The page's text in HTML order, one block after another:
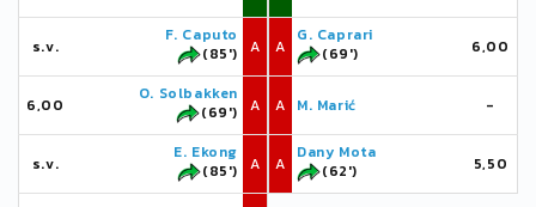
s.v.
F. Caputo
(85')
A
6,00
O. Solbakken
(69')
A
s.v.
E. Ekong
(85')
A
A
G. Caprari
(69')
6,00
A M. Marić -
A
Dany Mota
(62')
5,50